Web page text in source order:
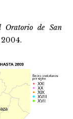
Oratorio de San